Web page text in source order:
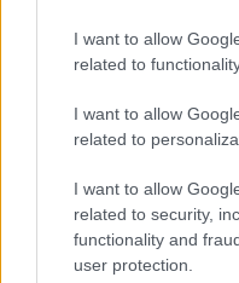
I want to allow
related to
I want to allow
related to
I want to allow
related to security,
functionality and
user protection.
Koroške reke so opazno
Več iz kategorije